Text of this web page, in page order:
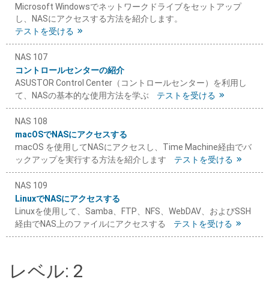
Microsoft Windowsでネットワークドライブをセットアップ
し、NASにアクセスする方法を紹介します。
テストを受ける
NAS 107
コントロールセンターの紹介
ASUSTOR Control Center（コントロールセンター）を利用し
て、NASの基本的な使用方法を学ぶ
テストを受ける
NAS 108
macOSでNASにアクセスする
macOS を使用してNASにアクセスし、Time Machine経由でバ
ックアップを実行する方法を紹介します
テストを受ける
NAS 109
LinuxでNASにアクセスする
Linuxを使用して、Samba、FTP、NFS、WebDAV、およびSSH
経由でNAS上のファイルにアクセスする
テストを受ける
レベル: 2